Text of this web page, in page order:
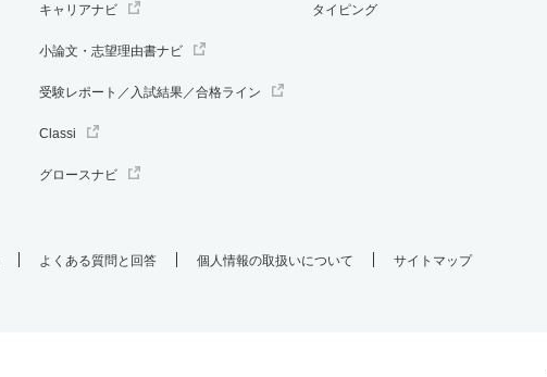
キャリアナビ
小論文・志望理由書ナビ
受験レポート／入試結果／合格ライン
Classi
グロースナビ
タイピング
よくある質問と回答 個人情報の取扱いについて サイトマップ